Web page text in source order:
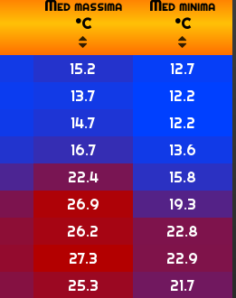
Med massima
°C
Med minima
°C
15.2
12.7
13.7
12.2
14.7
12.2
16.7
13.6
22.4
15.8
26.9
19.3
26.2
22.8
27.3
22.9
25.3 21.7